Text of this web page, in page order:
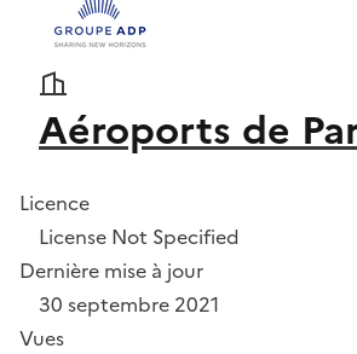
Aéroports de
Licence
License Not Specified
Dernière mise à jour
30 septembre 2021
Vues